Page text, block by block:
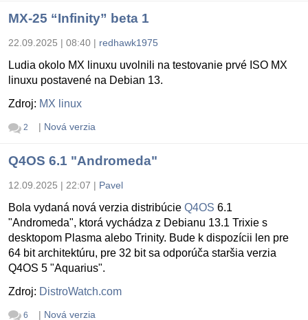
MX-25 “Infinity” beta 1
22.09.2025 | 08:40 | redhawk1975
Ludia okolo MX linuxu uvolnili na testovanie prvé ISO MX
linuxu postavené na Debian 13.
Zdroj: MX linux
2 | Nová verzia
Q4OS 6.1 "Andromeda"
12.09.2025 | 22:07 | Pavel
Bola vydaná nová verzia distribúcie Q4OS 6.1
"Andromeda", ktorá vychádza z Debianu 13.1 Trixie s
desktopom Plasma alebo Trinity. Bude k dispozícii len pre
64 bit architektúru, pre 32 bit sa odporúča staršia verzia
Q4OS 5 "Aquarius".
Zdroj: DistroWatch.com
6 | Nová verzia